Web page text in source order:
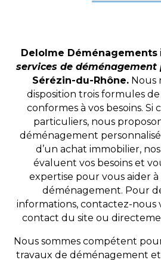
Delolme Déménagements
services de
Sérézin-du-Rhône. Nous
disposition trois formules
conformes à vos besoins. Si
particuliers, nous
déménagement
d’un achat immobilier,
évaluent vos besoins et
expertise pour vous aider
déménagement. Pour
informations, contactez-nous
contact du site ou
Nous sommes compétent
travaux de déménagement et